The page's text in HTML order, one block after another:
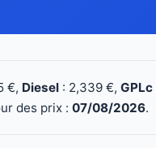
€, Diesel : 2,339 €, GPLc
des prix : 07/08/2026.